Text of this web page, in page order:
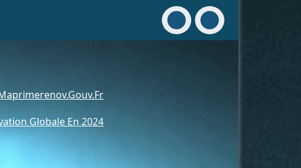
Globale En 2024